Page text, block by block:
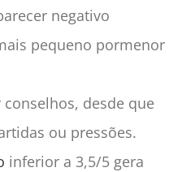
negativo
pequeno pormenor
desde que
ou pressões.
inferior a 3,5/5 gera